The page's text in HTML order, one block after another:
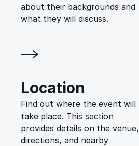
about their backgrounds and
what they will discuss.
Location
Find out where the event will
take place. This section
provides details on the venue,
directions, and nearby